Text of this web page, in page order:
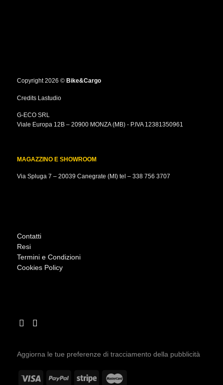
Copyright 2026 © Bike&Cargo
Credits Lastudio
G-ECO SRL
Viale Europa 12B – 20900 MONZA (MB) - P.IVA 12381350961
MAGAZZINO E SHOWROOM
Via Spluga 7 – 20039 Canegrate (MI) tel – 338 756 3707
Contatti
Resi
Termini e Condizioni
Cookies Policy
Aggiorna le tue preferenze di tracciamento della pubblicità